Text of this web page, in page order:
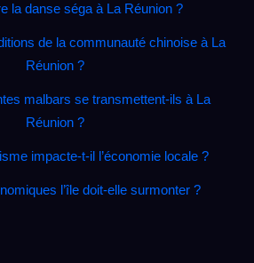
la danse séga à La Réunion ?
de la communauté chinoise à La
Réunion ?
malbars se transmettent‑ils à La
Réunion ?
impacte‑t‑il l’économie locale ?
l’île doit‑elle surmonter ?